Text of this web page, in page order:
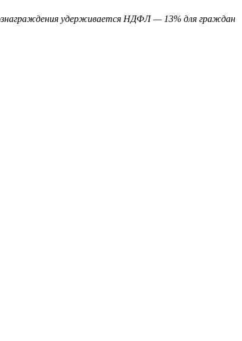
удерживается НДФЛ — 13% для граждан